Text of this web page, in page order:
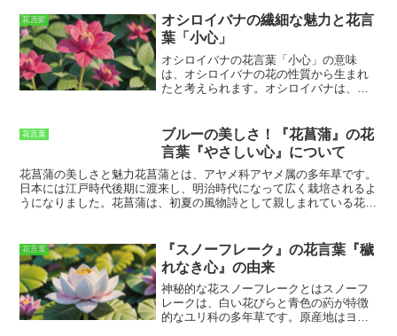
自の文化や歴史を育んできました。日本
では、縄文時代から麻の栽培が始まった
とされ、弥生時代には麻を使った布が作
られるようになりました。 麻は、日本で
は神聖な植物とされ、神社のしめ縄や神
輿の綱などの神事に使用されてきまし
ました。中国では、麻の栽培は紀元前
4000年頃に始まり、麻を使った布は「布
帛」と呼ばれていました。 布帛は、中国
では高級品とされ、皇帝や貴族階級の
人々の衣服に使用されていました。 ま
た、麻は、中国では薬としても使用され
2000年頃に栽培が始まり、麻を使った布
は「ガンジー布」と呼ばれていました。
ガンジー布は、インド独立運動の指導者
であるマハトマ・ガンジーが愛用してい
たことから、その名が付きました。 ガン
ジー布は、インドでは庶民の衣服として
広く使用されてきました。このように、
花言葉
オシロイバナの繊細な魅力と花言
葉「小心」
オシロイバナの花言葉「小心」の意味
は、オシロイバナの花の性質から生まれ
たと考えられます。オシロイバナは、日
ナの花は、ちょっとした刺激や環境の変
化でも傷んでしまいます。このことか
ら、オシロイバナの花は、小心者や臆病
者の象徴とされ、花言葉が「小心」にな
ったと考えられます。また、オシロイバ
ナの花は、主に夏に咲きますが、その花
は、儚さや弱さを象徴する花ともされて
おり、それが花言葉「小心」の意味に重
なっているのかもしれません。
花言葉
ブルーの美しさ！『花菖蒲』の花
言葉『やさしい心』について
花菖蒲の美しさと魅力花菖蒲とは、アヤメ科アヤメ属の多年草です。
日本には江戸時代後期に渡来し、明治時代になって広く栽培されるよ
うになりました。花菖蒲は、初夏の風物詩として親しまれている花
どがあり、多種多様です。花菖蒲の花の形は、アヤメに比べて大き
く、花びらは6枚に分かれています。花びらは、先端が丸く、波打っ
ているのが特徴です。花菖蒲は、花びらの裏側が白色であり、これが
花に透明感を与えています。花菖蒲の美しさは、花の色と形が組み合
わさって生み出されています。
花言葉
『スノーフレーク』の花言葉『穢
れなき心』の由来
神秘的な花スノーフレークとはスノーフ
レークは、白い花びらと青色の葯が特徴
的なユリ科の多年草です。原産地はヨー